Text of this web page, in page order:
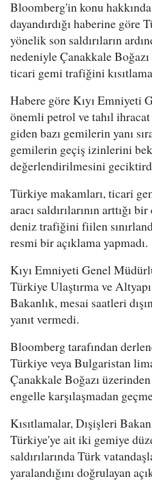
Bloomberg'in konu
dayandırdığı haberine göre
yönelik son saldırıların
nedeniyle Çanakkale
ticari gemi trafiğini kısıtlama
Habere göre Kıyı Emniyeti
önemli petrol ve tahıl
giden bazı gemilerin yanı
gemilerin geçiş izinlerini
değerlendirilmesini
Türkiye makamları, ticari
aracı saldırılarının arttığı
deniz trafiğini fiilen
resmi bir açıklama yapmadı.
Kıyı Emniyeti Genel
Türkiye Ulaştırma ve
Bakanlık, mesai saatleri
yanıt vermedi.
Bloomberg tarafından
Türkiye veya Bulgaristan
Çanakkale Boğazı
engelle karşılaşmadan
Kısıtlamalar, Dışişleri
Türkiye'ye ait iki gemiye
saldırılarında Türk
yaralandığını doğrulayan